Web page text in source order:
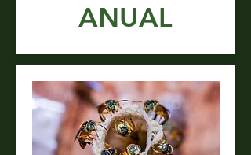
ANUAL